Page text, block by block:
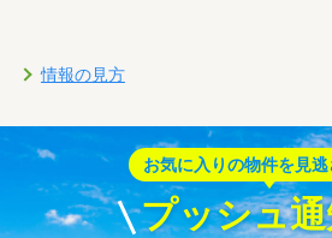
情報の見方
お気に入りの物件を見逃
プッシュ